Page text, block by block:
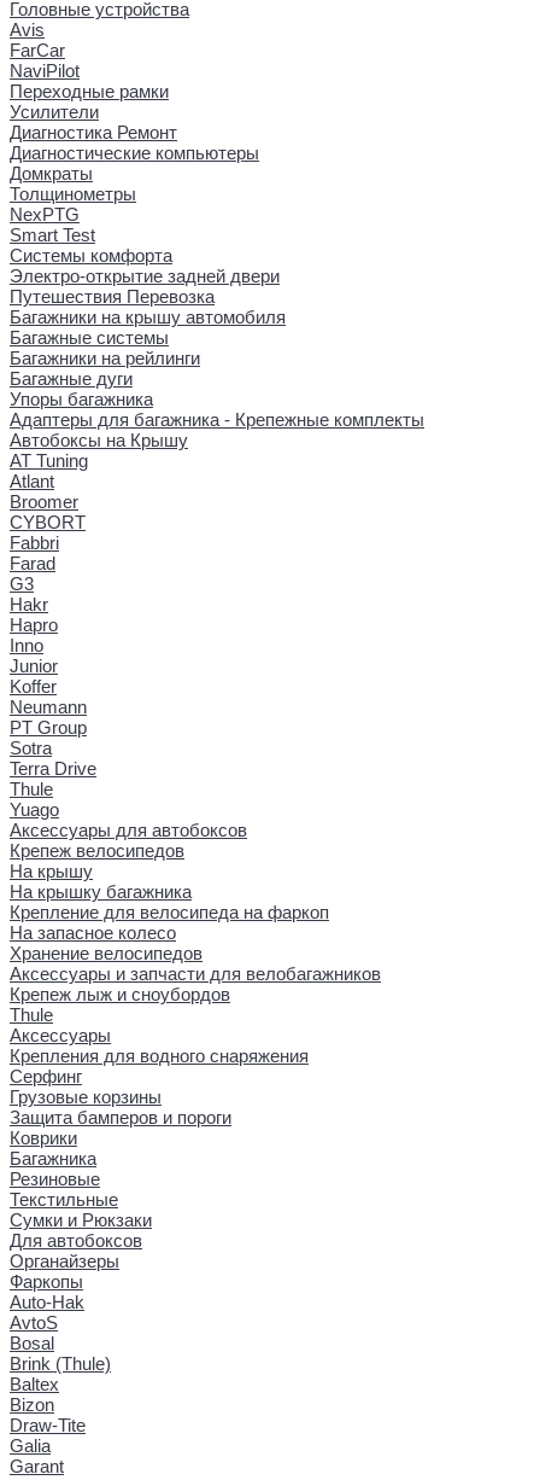
Головные устройства
Avis
FarCar
NaviPilot
Переходные рамки
Усилители
Диагностика Ремонт
Диагностические компьютеры
Домкраты
Толщинометры
NexPTG
Smart Test
Системы комфорта
Электро-открытие задней двери
Путешествия Перевозка
Багажники на крышу автомобиля
Багажные системы
Багажники на рейлинги
Багажные дуги
Упоры багажника
Адаптеры для багажника - Крепежные комплекты
Автобоксы на Крышу
AT Tuning
Atlant
Broomer
CYBORT
Fabbri
Farad
G3
Hakr
Hapro
Inno
Junior
Koffer
Neumann
PT Group
Sotra
Terra Drive
Thule
Yuago
Аксессуары для автобоксов
Крепеж велосипедов
На крышу
На крышку багажника
Крепление для велосипеда на фаркоп
На запасное колесо
Хранение велосипедов
Аксессуары и запчасти для велобагажников
Крепеж лыж и сноубордов
Thule
Аксессуары
Крепления для водного снаряжения
Серфинг
Грузовые корзины
Защита бамперов и пороги
Коврики
Багажника
Резиновые
Текстильные
Сумки и Рюкзаки
Для автобоксов
Органайзеры
Фаркопы
Auto-Hak
AvtoS
Bosal
Brink (Thule)
Baltex
Bizon
Draw-Tite
Galia
Garant